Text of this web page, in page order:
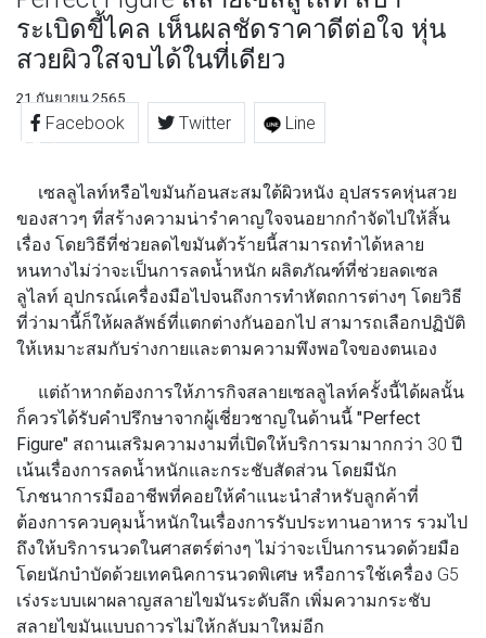
ระเบิดขี้ไคล เห็นผลชัดราคาดีต่อใจ หุ่น
สวยผิวใสจบได้ในที่เดียว
21 กันยายน 2565
Facebook Twitter Line
เซลลูไลท์หรือไขมันก้อนสะสมใต้ผิวหนัง อุปสรรคหุ่นสวย
ของสาวๆ ที่สร้างความน่ารำคาญใจจนอยากกำจัดไปให้สิ้น
เรื่อง โดยวิธีที่ช่วยลดไขมันตัวร้ายนี้สามารถทำได้หลาย
หนทางไม่ว่าจะเป็นการลดน้ำหนัก ผลิตภัณฑ์ที่ช่วยลดเซล
ลูไลท์ อุปกรณ์เครื่องมือไปจนถึงการทำหัตถการต่างๆ โดยวิธี
ที่ว่ามานี้ก็ให้ผลลัพธ์ที่แตกต่างกันออกไป สามารถเลือกปฏิบัติ
ให้เหมาะสมกับร่างกายและตามความพึงพอใจของตนเอง
แต่ถ้าหากต้องการให้ภารกิจสลายเซลลูไลท์ครั้งนี้ได้ผลนั้น
ก็ควรได้รับคำปรึกษาจากผู้เชี่ยวชาญในด้านนี้ "Perfect
Figure" สถานเสริมความงามที่เปิดให้บริการมามากกว่า 30 ปี
เน้นเรื่องการลดน้ำหนักและกระชับสัดส่วน โดยมีนัก
โภชนาการมืออาชีพที่คอยให้คำแนะนำสำหรับลูกค้าที่
ต้องการควบคุมน้ำหนักในเรื่องการรับประทานอาหาร รวมไป
ถึงให้บริการนวดในศาสตร์ต่างๆ ไม่ว่าจะเป็นการนวดด้วยมือ
โดยนักบำบัดด้วยเทคนิคการนวดพิเศษ หรือการใช้เครื่อง G5
เร่งระบบเผาผลาญสลายไขมันระดับลึก เพิ่มความกระชับ
สลายไขมันแบบถาวรไม่ให้กลับมาใหม่อีก